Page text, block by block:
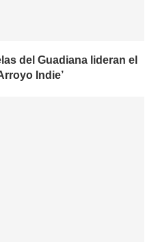
del Guadiana lideran el
Indie’